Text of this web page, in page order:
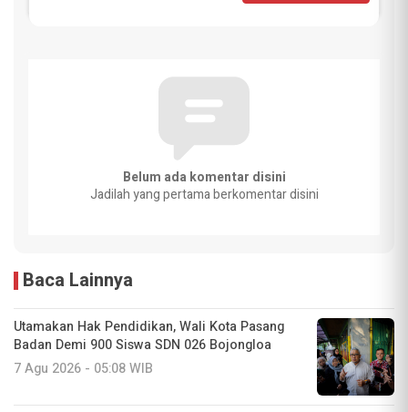
Belum ada komentar disini
Jadilah yang pertama berkomentar disini
Baca Lainnya
Utamakan Hak Pendidikan, Wali Kota Pasang
Badan Demi 900 Siswa SDN 026 Bojongloa
7 Agu 2026 - 05:08 WIB